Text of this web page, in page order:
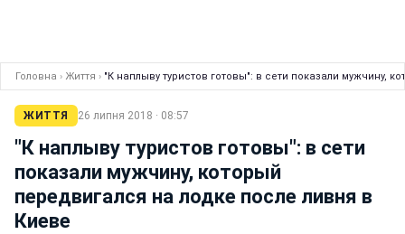
Головна › Життя › "К наплыву туристов готовы": в сети показали мужчину,
ЖИТТЯ 26 липня 2018 · 08:57
"К наплыву туристов готовы": в сети
показали мужчину, который
передвигался на лодке после ливня в
Киеве